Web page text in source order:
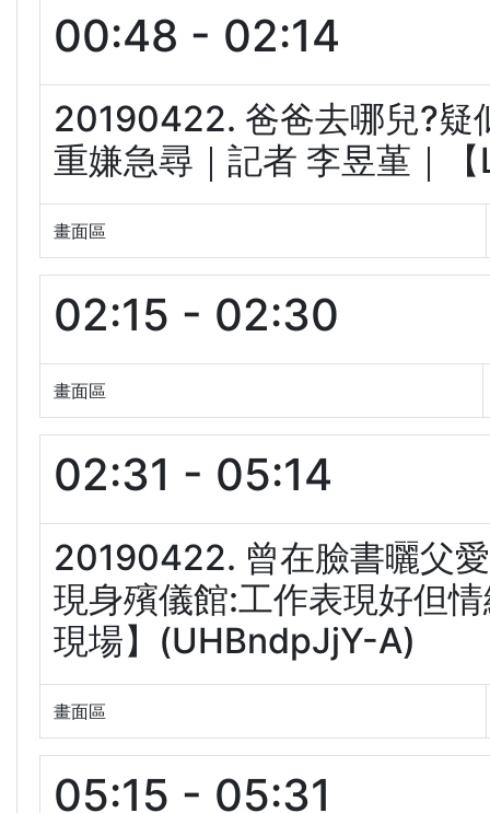
00:48 - 02:14
20190422. 爸爸去哪兒?疑
重嫌急尋｜記者 李昱堇｜
畫面區
02:15 - 02:30
畫面區
02:31 - 05:14
20190422. 曾在臉書曬父
現身殯儀館:工作表現好但
現場】(UHBndpJjY-A)
畫面區
05:15 - 05:31